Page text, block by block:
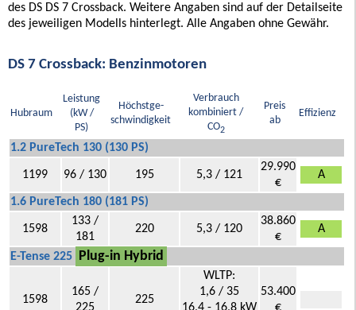
des DS DS 7 Crossback. Weitere Angaben sind auf der Detailseite
des jeweiligen Modells hinterlegt. Alle Angaben ohne Gewähr.
DS 7 Crossback: Benzinmotoren
Hubraum
Leistung
(kW /
PS)
Höchstge-
schwindigkeit
Verbrauch
kombiniert /
CO2
Preis
ab
Effizienz
1.2 PureTech 130 (130 PS)
1199 96 / 130 195 5,3 / 121
29.990
€
A
1.6 PureTech 180 (181 PS)
1598
133 /
181
220 5,3 / 120
38.860
€
A
E-Tense 225 Plug-in Hybrid
1598
165 /
225
WLTP:
1,6 / 35
53.400